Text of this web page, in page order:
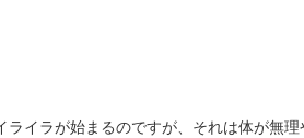
イラが始まるのですが、それは体が無理